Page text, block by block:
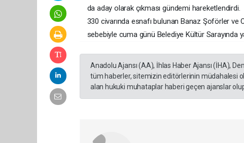
da aday olarak çıkması gündemi hareketlendirdi.
330 civarında esnafı bulunan Banaz Şoförler ve
sebebiyle cuma günü Belediye Kültür Sarayında
Anadolu Ajansı (AA), İhlas Haber Ajansı (İHA),
tüm haberler, sitemizin editörlerinin müdahalesi
alan hukuki muhataplar haberi geçen ajanslar